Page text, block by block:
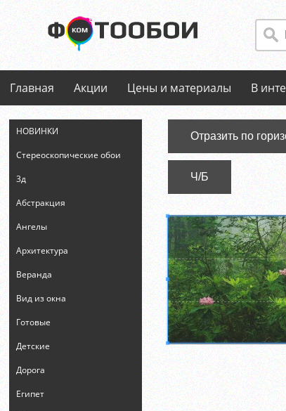
Главная Акции Цены и материалы В
НОВИНКИ
Стереоскопические обои
3д
Абстракция
Ангелы
Архитектура
Веранда
Вид из окна
Готовые
Детские
Дорога
Египет
Отразить по
Ч/Б